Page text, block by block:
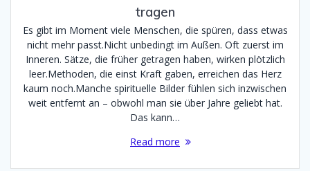
tragen
Es gibt im Moment viele Menschen, die spüren, dass etwas
nicht mehr passt.Nicht unbedingt im Außen. Oft zuerst im
Inneren. Sätze, die früher getragen haben, wirken plötzlich
leer.Methoden, die einst Kraft gaben, erreichen das Herz
kaum noch.Manche spirituelle Bilder fühlen sich inzwischen
weit entfernt an – obwohl man sie über Jahre geliebt hat.
Das kann…
Read more